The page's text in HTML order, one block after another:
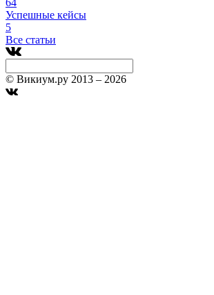
64
Успешные кейсы
5
Все статьи
© Викиум.ру 2013 – 2026